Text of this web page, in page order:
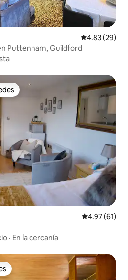
Calificación
4.83 (29)
Puttenham, Guildford
preferido
Calificación
4.97 (61)
· En la cercanía